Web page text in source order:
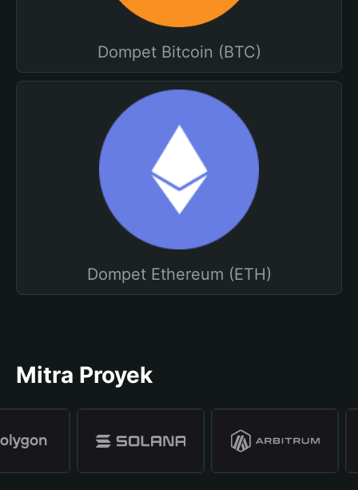
Dompet Bitcoin (BTC)
Dompet Ethereum (ETH)
Mitra Proyek